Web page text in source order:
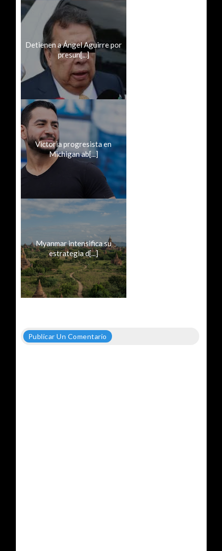
Detienen a Ángel Aguirre por
presun[...]
Victoria progresista en
Michigan ab[...]
Myanmar intensifica su
estrategia d[...]
Publicar Un Comentario